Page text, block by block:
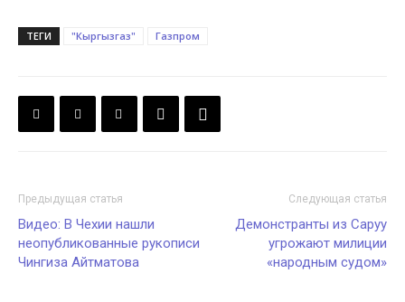
ТЕГИ "Кыргызгаз" Газпром
Предыдущая статья
Видео: В Чехии нашли
неопубликованные рукописи
Чингиза Айтматова
Следующая статья
Демонстранты из Саруу
угрожают милиции
«народным судом»